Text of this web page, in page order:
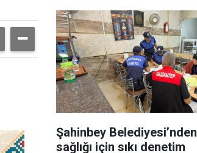
Şahinbey
sağlığı için sıkı denetim